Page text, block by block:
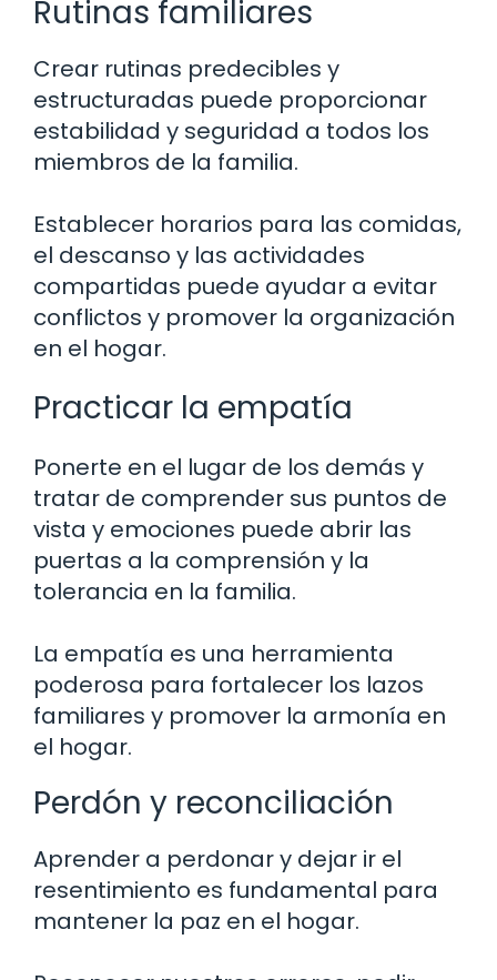
Rutinas familiares
Crear rutinas predecibles y
estructuradas puede proporcionar
estabilidad y seguridad a todos los
miembros de la familia.
Establecer horarios para las comidas,
el descanso y las actividades
compartidas puede ayudar a evitar
conflictos y promover la organización
en el hogar.
Practicar la empatía
Ponerte en el lugar de los demás y
tratar de comprender sus puntos de
vista y emociones puede abrir las
puertas a la comprensión y la
tolerancia en la familia.
La empatía es una herramienta
poderosa para fortalecer los lazos
familiares y promover la armonía en
el hogar.
Perdón y reconciliación
Aprender a perdonar y dejar ir el
resentimiento es fundamental para
mantener la paz en el hogar.